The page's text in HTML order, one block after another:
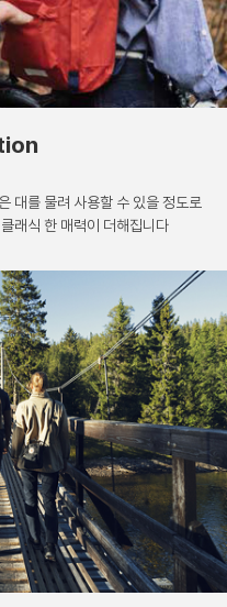
대를 물려 사용할 수 있을 정도로
래식 한 매력이 더해집니다